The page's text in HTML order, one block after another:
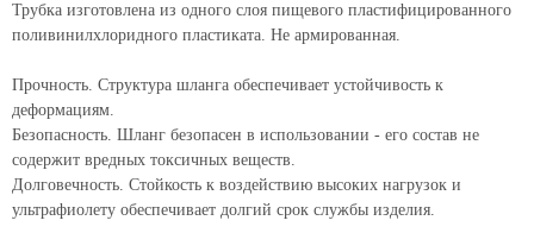
Трубка изготовлена из одного слоя пищевого пластифицированного
поливинилхлоридного пластиката. Не армированная.
Прочность. Структура шланга обеспечивает устойчивость к
деформациям.
Безопасность. Шланг безопасен в использовании - его состав не
содержит вредных токсичных веществ.
Долговечность. Стойкость к воздействию высоких нагрузок и
ультрафиолету обеспечивает долгий срок службы изделия.